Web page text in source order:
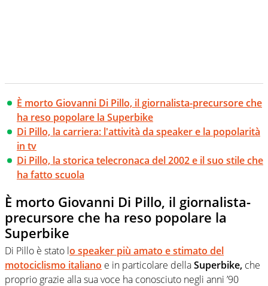
È morto Giovanni Di Pillo, il giornalista-precursore che
ha reso popolare la Superbike
Di Pillo, la carriera: l'attività da speaker e la popolarità
in tv
Di Pillo, la storica telecronaca del 2002 e il suo stile che
ha fatto scuola
È morto Giovanni Di Pillo, il giornalista-
precursore che ha reso popolare la
Superbike
Di Pillo è stato lo speaker più amato e stimato del
motociclismo italiano e in particolare dellaSuperbike, che
proprio grazie alla sua voce ha conosciuto negli anni ’90